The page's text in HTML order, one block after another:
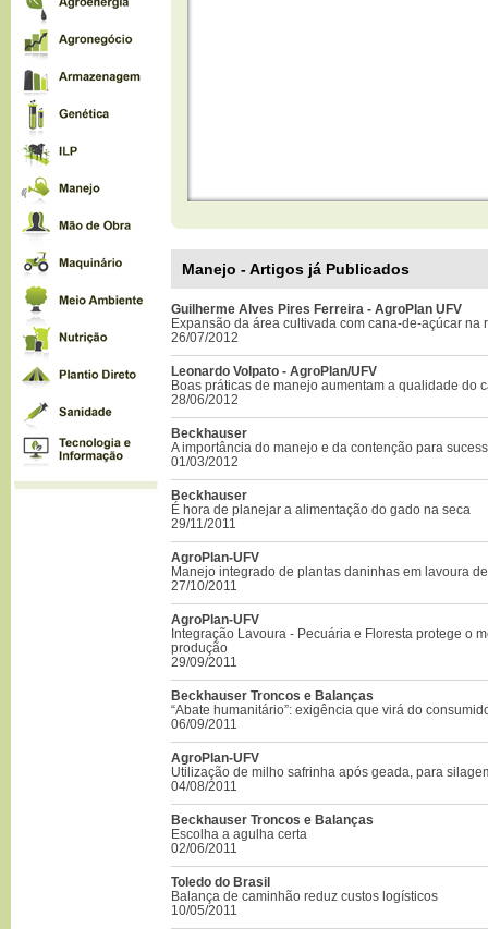
Manejo - Artigos já Publicados
Guilherme Alves Pires Ferreira - AgroPlan UFV
Expansão da área cultivada com cana-de-açúcar na
26/07/2012
Leonardo Volpato - AgroPlan/UFV
Boas práticas de manejo aumentam a qualidade do
28/06/2012
Beckhauser
A importância do manejo e da contenção para
01/03/2012
Beckhauser
É hora de planejar a alimentação do gado na seca
29/11/2011
AgroPlan-UFV
Manejo integrado de plantas daninhas em lavoura
27/10/2011
AgroPlan-UFV
Integração Lavoura - Pecuária e Floresta protege o
produção
29/09/2011
Beckhauser Troncos e Balanças
“Abate humanitário”: exigência que virá do
06/09/2011
AgroPlan-UFV
Utilização de milho safrinha após geada, para
04/08/2011
Beckhauser Troncos e Balanças
Escolha a agulha certa
02/06/2011
Toledo do Brasil
Balança de caminhão reduz custos logísticos
10/05/2011